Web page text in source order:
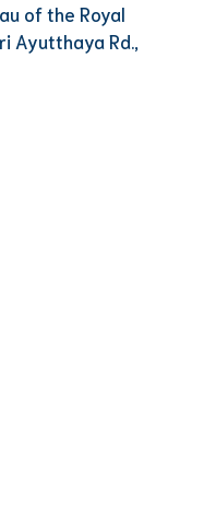
of the Royal
Ayutthaya Rd.,